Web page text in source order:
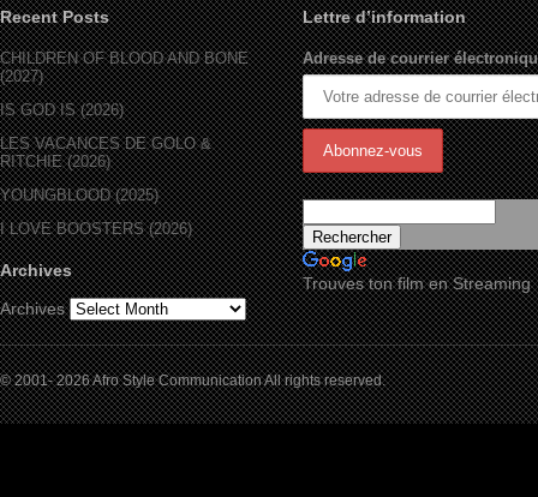
Recent Posts
CHILDREN OF BLOOD AND BONE
(2027)
IS GOD IS (2026)
LES VACANCES DE GOLO &
RITCHIE (2026)
YOUNGBLOOD (2025)
I LOVE BOOSTERS (2026)
Archives
Archives
Lettre d’information
Adresse de courrier
Trouves ton film en Streaming
© 2001- 2026 Afro Style Communication All rights reserved.